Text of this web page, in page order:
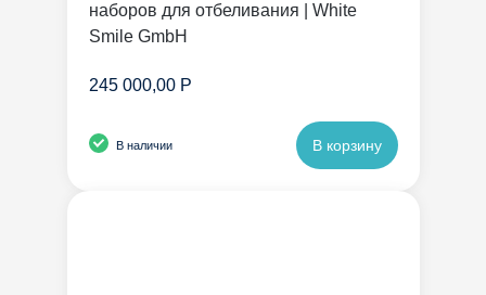
наборов для отбеливания | White
Smile GmbH
245 000,00 Р
В наличии В корзину